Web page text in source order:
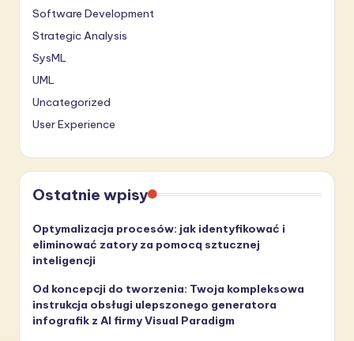
Software Development
Strategic Analysis
SysML
UML
Uncategorized
User Experience
Ostatnie wpisy
Optymalizacja procesów: jak identyfikować i
eliminować zatory za pomocą sztucznej
inteligencji
Od koncepcji do tworzenia: Twoja kompleksowa
instrukcja obsługi ulepszonego generatora
infografik z AI firmy Visual Paradigm